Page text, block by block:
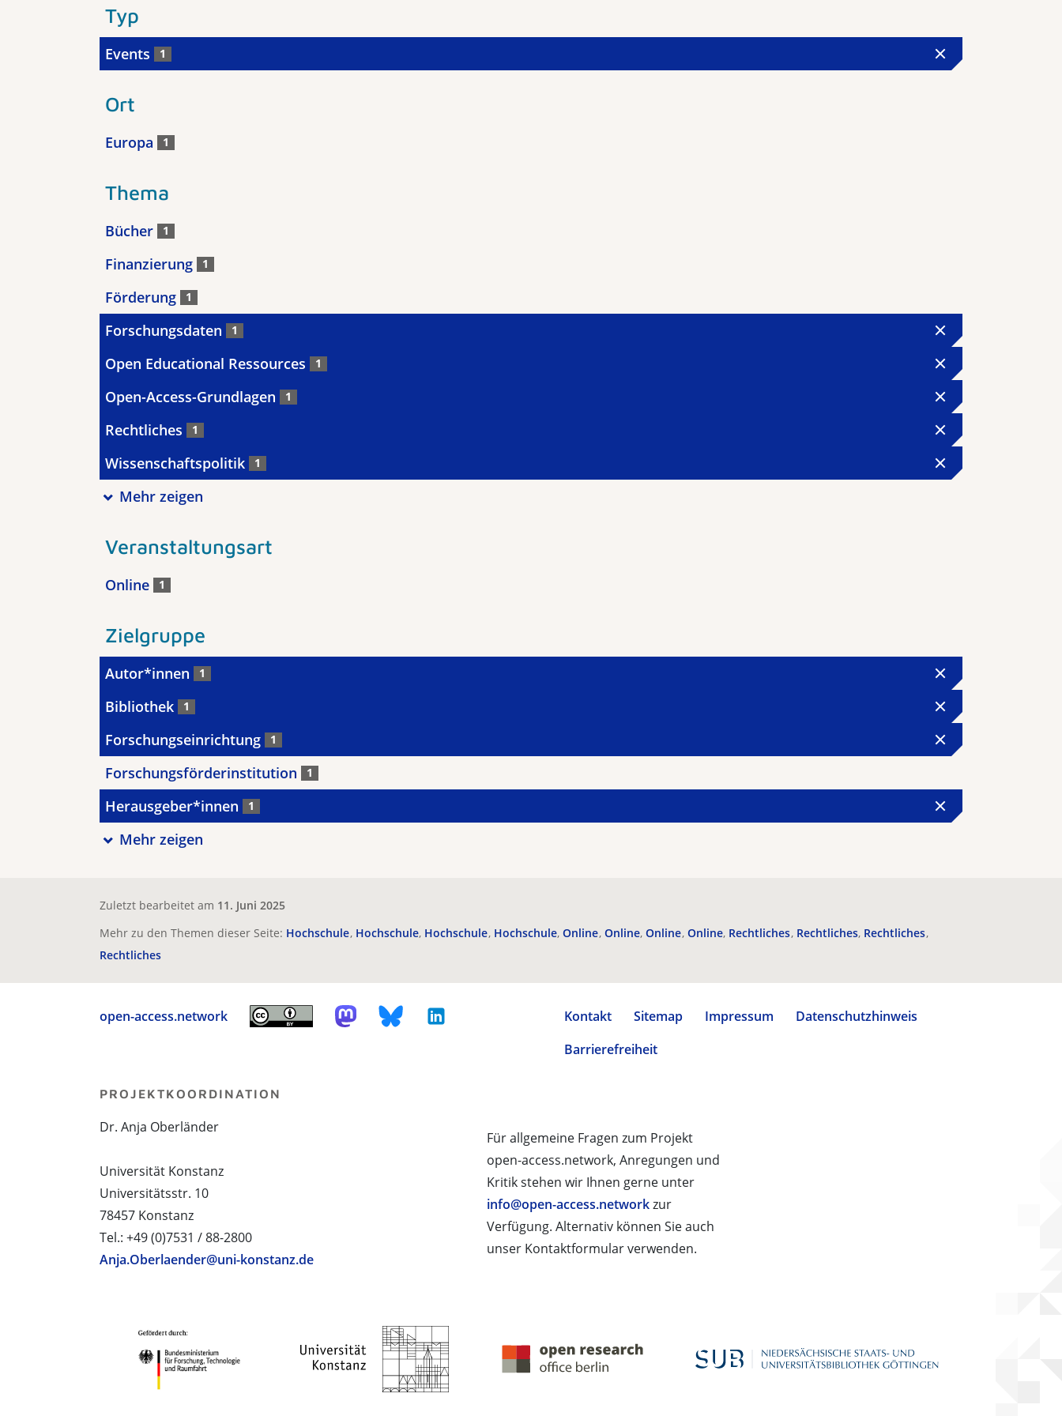
Typ
Events 1
Ort
Europa 1
Thema
Bücher 1
Finanzierung 1
Förderung 1
Forschungsdaten 1
Open Educational Ressources 1
Open-Access-Grundlagen 1
Rechtliches 1
Wissenschaftspolitik 1
Mehr zeigen
Veranstaltungsart
Online 1
Zielgruppe
Autor*innen 1
Bibliothek 1
Forschungseinrichtung 1
Forschungsförderinstitution 1
Herausgeber*innen 1
Mehr zeigen
Zuletzt bearbeitet am 11. Juni 2025
Mehr zu den Themen dieser Seite: Hochschule Hochschule Hochschule Hochschule Online Online Online Online Rechtliches Rechtliches Rechtliches
Rechtliches
open-access.network Kontakt Sitemap Impressum
Datenschutzhinweis
Barrierefreiheit
Für allgemeine Fragen zum Projekt
open-access.network, Anregungen und
Kritik stehen wir Ihnen gerne unter
info@open-access.networkzur
Verfügung. Alternativ können Sie auch
unser Kontaktformular verwenden.
PROJEKTKOORDINATION
Dr. Anja Oberländer
Universität Konstanz
Universitätsstr. 10
78457 Konstanz
Tel.: +49 (0)7531 / 88-2800
Anja.Oberlaender@uni-konstanz.de